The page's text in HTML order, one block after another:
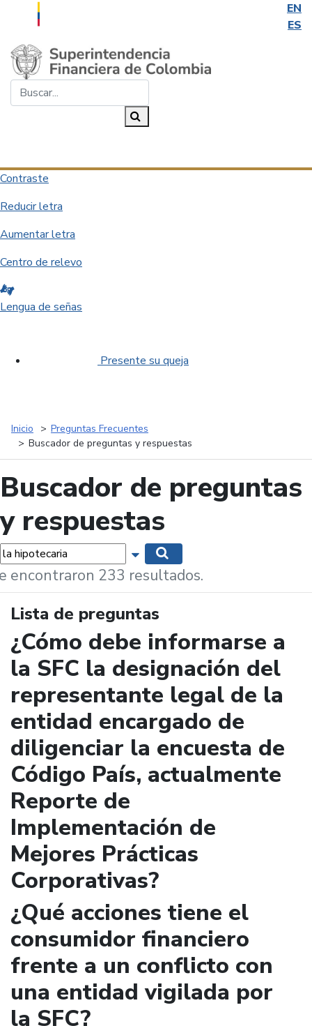
EN
ES
Saltar al contenido principal
Contraste
Reducir letra
Aumentar letra
Centro de relevo
Lengua de señas
Presente su queja
Inicio
Preguntas Frecuentes
Buscador de preguntas y respuestas
Buscador de preguntas
y respuestas
Mostrar opciones de búsqueda
encontraron 233 resultados.
Lista de preguntas
¿Cómo debe informarse a
la SFC la designación del
representante legal de la
entidad encargado de
diligenciar la encuesta de
Código País, actualmente
Reporte de
Implementación de
Mejores Prácticas
Corporativas?
¿Qué acciones tiene el
consumidor financiero
frente a un conflicto con
una entidad vigilada por
la SFC?